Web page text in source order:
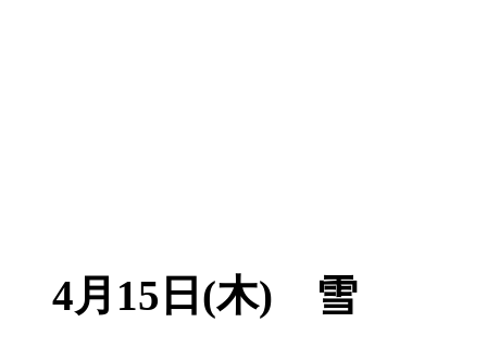
4月15日(木) 雪